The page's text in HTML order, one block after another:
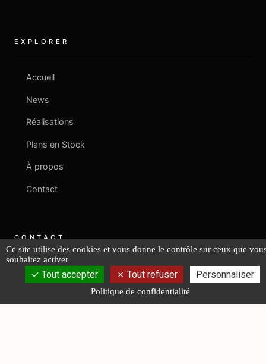
EXPLORER
Accueil
News
Réalisations
Plans en Stock
À propos
Contact
CONTACT
+33 2 40 08 06 43
Ce site utilise des cookies et vous donne le contrôle sur ceux que
souhaitez activer
Tout accepter Tout refuser Personnaliser
Politique de confidentialité